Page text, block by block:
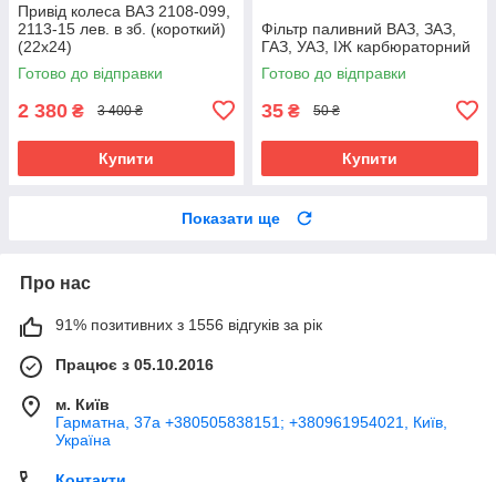
Привід колеса ВАЗ 2108-099,
2113-15 лев. в зб. (короткий)
(22х24)
Готово до відправки
2 380 ₴ 3 400 ₴
Купити
Фільтр паливний ВАЗ, ЗАЗ,
ГАЗ, УАЗ, ІЖ карбюраторний
Готово до відправки
35 ₴ 50 ₴
Купити
Показати ще
Про нас
91% позитивних з 1556 відгуків за рік
Працює з 05.10.2016
м. Київ
Гарматна, 37а +380505838151; +380961954021, Київ,
Україна